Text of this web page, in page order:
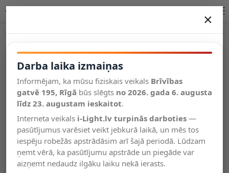
Salīdzināt
Vēlmju
saraksts
Valodas
×
Darba laika izmaiņas
Informējam, ka mūsu fiziskais veikals Brīvības
gatvē 195, Rīgā būs slēgts no 2026. gada 6. augusta
līdz 23. augustam ieskaitot.
Interneta veikals i-Light.lv turpinās darboties —
pasūtījumus varēsiet veikt jebkurā laikā, un mēs tos
iespēju robežās apstrādāsim arī šajā periodā. Lūdzam
ņemt vērā, ka pasūtījumu apstrāde un piegāde var
aizņemt nedaudz ilgāku laiku nekā ierasts.